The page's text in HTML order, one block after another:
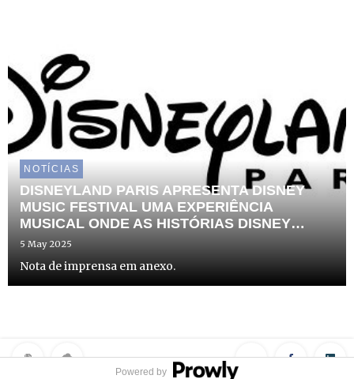
NOTÍCIAS
DISNEYLAND PARIS APRESENTA DISNEY
MUSIC FESTIVAL UMA EXPERIÊNCIA
MUSICAL ONDE AS HISTÓRIAS DISNEY
GANHAM VIDA
5 May 2025
Nota de imprensa em anexo.
Powered by